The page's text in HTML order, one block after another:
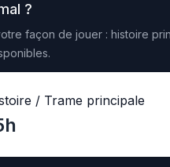
?
façon de jouer : histoire
/ Trame principale